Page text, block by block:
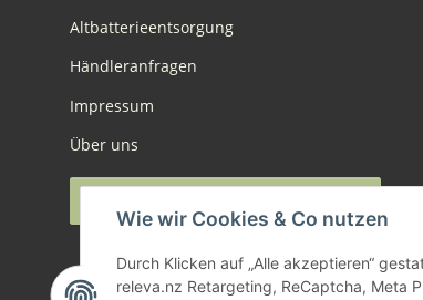
Wie wir Cookies & Co nutzen
Durch Klicken auf „Alle akzeptieren“
releva.nz Retargeting, ReCaptcha, Meta
Altbatterieentsorgung
Händleranfragen
Impressum
Über uns